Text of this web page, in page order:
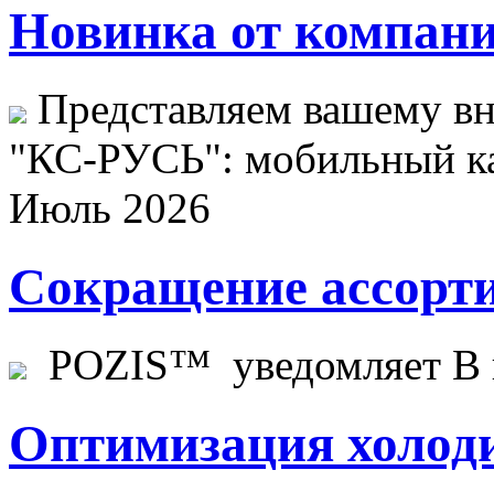
Новинка от
Представляем вашему
"КС-РУСЬ": мобильный
Июль 2026
Сокращение
POZIS™ уведомляет В
Оптимизация